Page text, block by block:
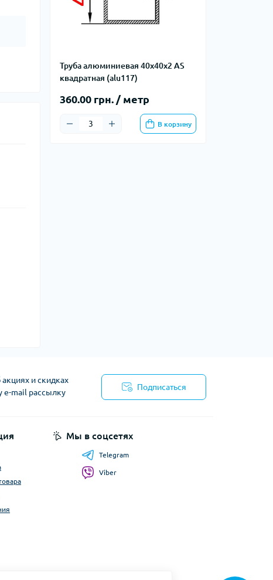
Труба алюминиевая 40х40х2 AS
квадратная (alu117)
360.00 грн. / метр
В корзину
и скидках
e-mail рассылку
Подписаться
Мы в соцсетях
Telegram
Viber